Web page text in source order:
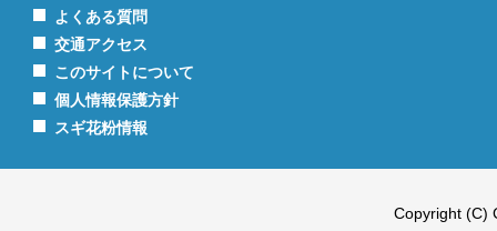
よくある質問
交通アクセス
このサイトについて
個人情報保護方針
スギ花粉情報
Copyright (C)